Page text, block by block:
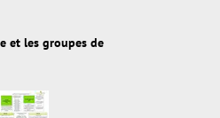
et les groupes de